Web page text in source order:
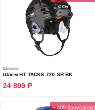
Шлемы
Шлем HT TACKS 720 SR BK
24 899 Р
+ 405 бонуса(ов)